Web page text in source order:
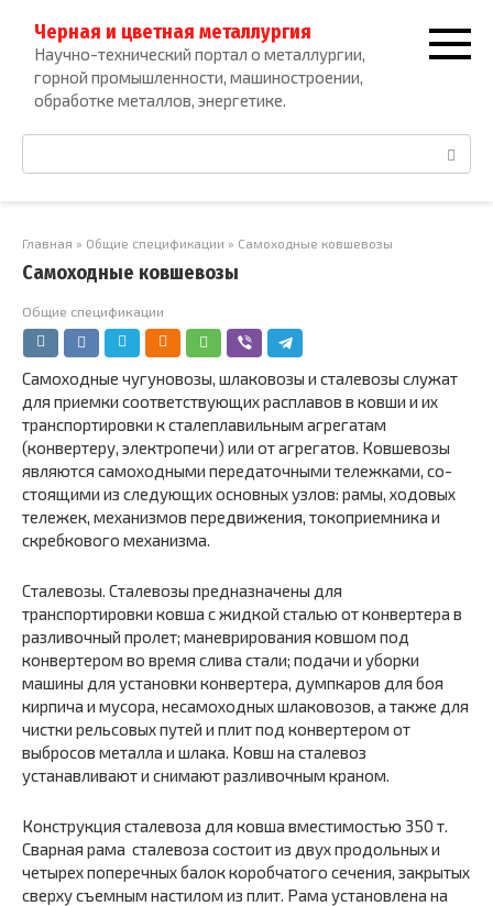
контенту
Черная и цветная металлургия
Научно-технический портал о металлургии,
горной промышленности, машиностроении,
обработке металлов, энергетике.
Поиск:
Главная » Общие спецификации » Самоходные ковшевозы
Самоходные ковшевозы
Общие спецификации
Самоходные чугуновозы, шлаковозы и сталевозы служат
для приемки соответствующих расплавов в ковши и их
транспортировки к стале­плавильным агрегатам
(конвертеру, электропечи) или от агрегатов. Ковшевозы
являются самоходными передаточными тележками, со­
стоящими из следующих основных узлов: рамы, ходовых
тележек, механизмов передвижения, токоприемника и
скребкового механиз­ма.
Сталевозы. Сталевозы предназначены для
транспортировки ковша с жидкой сталью от конвертера в
разливочный пролет; маневрирова­ния ковшом под
конвертером во время слива стали; подачи и уборки
машины для установки конвертера, думпкаров для боя
кирпича и мусора, несамоходных шлаковозов, а также для
чистки рельсовых путей и плит под конвертером от
выбросов металла и шлака. Ковш на сталевоз
устанавливают и снимают разливочным краном.
Конструкция сталевоза для ковша вмес­тимостью 350 т.
Сварная рама сталевоза состоит из двух продоль­ных и
четырех поперечных балок коробчатого сечения, закрытых
свер­ху съемным настилом из плит. Рама установлена на